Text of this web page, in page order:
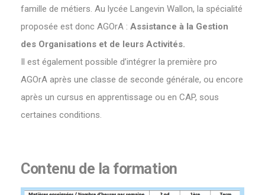
famille de métiers. Au lycée Langevin Wallon, la spécialité
proposée est donc AGOrA : Assistance à la Gestion
des Organisations et de leurs Activités.
Il est également possible d’intégrer la première pro
AGOrA après une classe de seconde générale, ou encore
après un cursus en apprentissage ou en CAP, sous
certaines conditions.
Contenu de la formation